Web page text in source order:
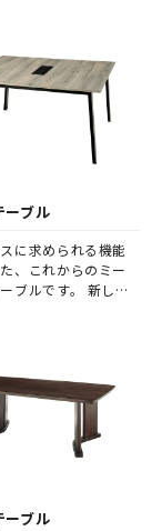
ーブル
に求められる機能
、これからのミー
ブルです。 新しい
ーブル